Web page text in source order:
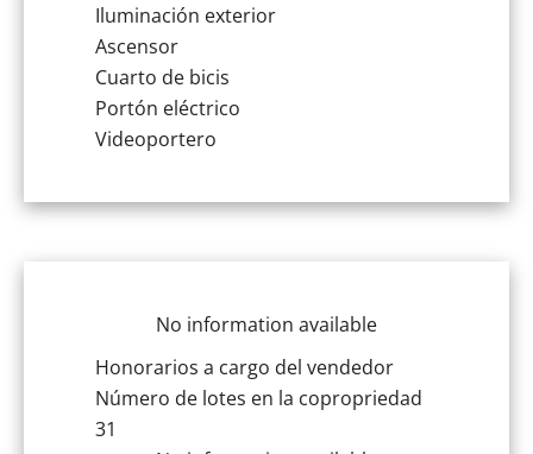
Iluminación exterior
Ascensor
Cuarto de bicis
Portón eléctrico
Videoportero
No information available
Honorarios a cargo del vendedor
Número de lotes en la copropriedad
31